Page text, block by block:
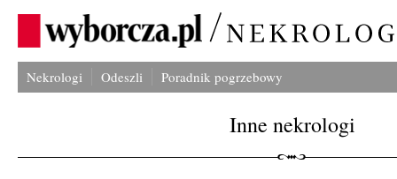
Nekrologi Odeszli Poradnik pogrzebowy
Inne nekrologi